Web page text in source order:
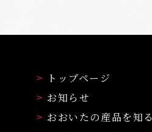
トップページ
お知らせ
おおいたの産品を知る